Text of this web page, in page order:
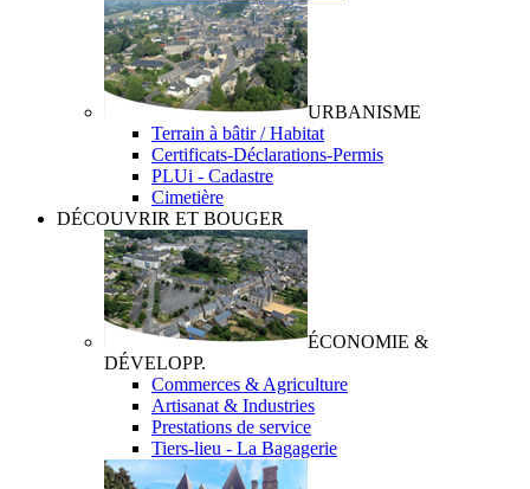
URBANISME
Terrain à bâtir / Habitat
Certificats-Déclarations-Permis
PLUi - Cadastre
Cimetière
DÉCOUVRIR ET BOUGER
ÉCONOMIE &
DÉVELOPP.
Commerces & Agriculture
Artisanat & Industries
Prestations de service
Tiers-lieu - La Bagagerie